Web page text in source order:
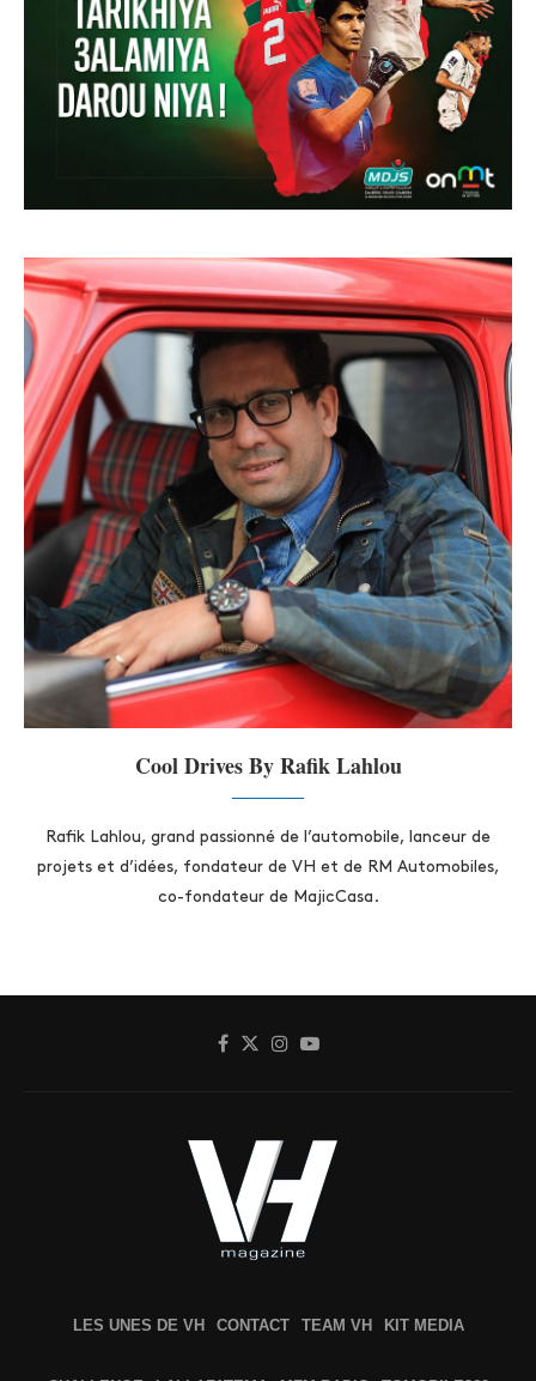
Cool Drives By Rafik Lahlou
Rafik Lahlou, grand passionné de l’automobile, lanceur de
projets et d’idées, fondateur de VH et de RM Automobiles,
co-fondateur de MajicCasa.
LES UNES DE VH CONTACT TEAM VH KIT MEDIA